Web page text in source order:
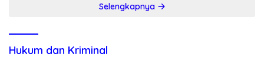
Selengkapnya
Hukum dan Kriminal